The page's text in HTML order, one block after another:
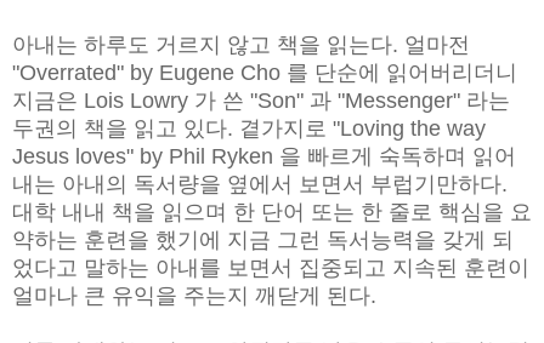
아내는 하루도 거르지 않고 책을 읽는다. 얼마전
"Overrated" by Eugene Cho 를 단순에 읽어버리더니
지금은 Lois Lowry 가 쓴 "Son" 과 "Messenger" 라는
두권의 책을 읽고 있다. 곁가지로 "Loving the way
Jesus loves" by Phil Ryken 을 빠르게 숙독하며 읽어
내는 아내의 독서량을 옆에서 보면서 부럽기만하다.
대학 내내 책을 읽으며 한 단어 또는 한 줄로 핵심을 요
약하는 훈련을 했기에 지금 그런 독서능력을 갖게 되
었다고 말하는 아내를 보면서 집중되고 지속된 훈련이
얼마나 큰 유익을 주는지 깨닫게 된다.